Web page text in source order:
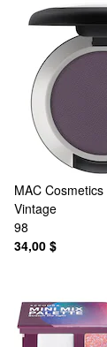
MAC Cosmetics
Vintage
98
34,00 $